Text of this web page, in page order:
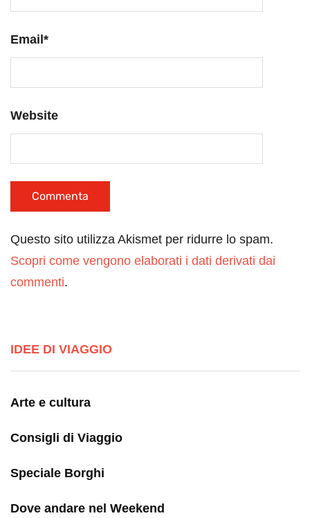
Email*
Website
Questo sito utilizza Akismet per ridurre lo spam.
Scopri come vengono elaborati i dati derivati dai
commenti.
IDEE DI VIAGGIO
Arte e cultura
Consigli di Viaggio
Speciale Borghi
Dove andare nel Weekend